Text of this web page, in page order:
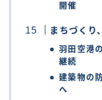
開催
まちづくり
羽田空港
継続
建築物の
へ